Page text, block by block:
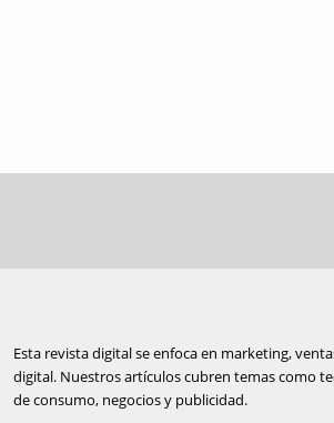
Esta revista digital se enfoca en marketing,
digital. Nuestros artículos cubren temas como
de consumo, negocios y publicidad.